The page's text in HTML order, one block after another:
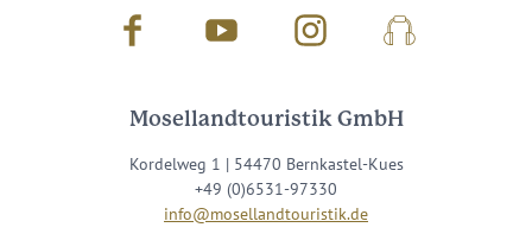
Facebook Youtube InstagramPodcast
Mosellandtouristik GmbH
Kordelweg 1 | 54470 Bernkastel-Kues
+49 (0)6531-97330
info@mosellandtouristik.de